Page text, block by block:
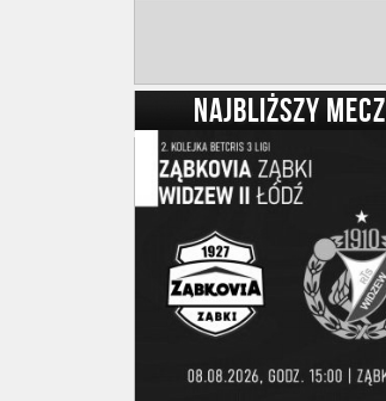
NAJBLIŻSZY MECZ